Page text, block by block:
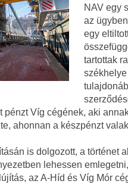
NAV egy
az
egy
tartottak
pénzt Víg cégének, aki
ahonnan a készpénzt
is dolgozott, a történet
lehessen
az A-Híd és Víg Mór